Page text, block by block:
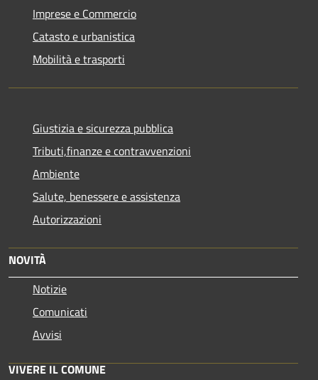
Imprese e Commercio
Catasto e urbanistica
Mobilità e trasporti
Giustizia e sicurezza pubblica
Tributi,finanze e contravvenzioni
Ambiente
Salute, benessere e assistenza
Autorizzazioni
NOVITÀ
Notizie
Comunicati
Avvisi
VIVERE IL COMUNE